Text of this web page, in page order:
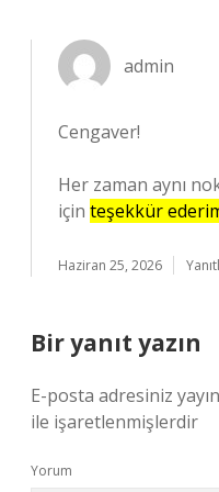
admin
Cengaver!
Her zaman aynı
için teşekkür
Haziran 25, 2026
Bir yanıt yazın
E-posta adresiniz
ile işaretlenmişlerdir
Yorum